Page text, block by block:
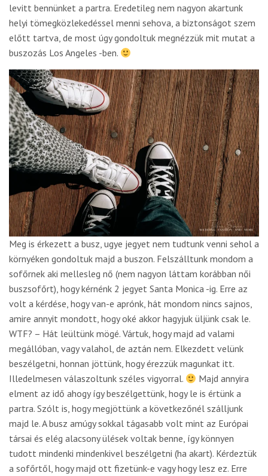
levitt bennünket a partra. Eredetileg nem nagyon akartunk
helyi tömegközlekedéssel menni sehova, a biztonságot szem
előtt tartva, de most úgy gondoltuk megnézzük mit mutat a
buszozás Los Angeles -ben.
Meg is érkezett a busz, ugye jegyet nem tudtunk venni sehol a
környéken gondoltuk majd a buszon. Felszálltunk mondom a
sofőrnek aki mellesleg nő (nem nagyon láttam korábban női
buszsofőrt), hogy kérnénk 2 jegyet Santa Monica -ig. Erre az
volt a kérdése, hogy van-e aprónk, hát mondom nincs sajnos,
amire annyit mondott, hogy oké akkor hagyjuk üljünk csak le.
WTF? – Hát leültünk mögé. Vártuk, hogy majd ad valami
megállóban, vagy valahol, de aztán nem. Elkezdett velünk
beszélgetni, honnan jöttünk, hogy érezzük magunkat itt.
Illedelmesen válaszoltunk széles vigyorral.
Majd annyira
elment az idő ahogy így beszélgettünk, hogy le is értünk a
partra. Szólt is, hogy megjöttünk a következőnél szálljunk
majd le. A busz amúgy sokkal tágasabb volt mint az Európai
társai és elég alacsony ülések voltak benne, így könnyen
tudott mindenki mindenkivel beszélgetni (ha akart). Kérdeztük
a sofőrtől, hogy majd ott fizetünk-e vagy hogy lesz ez. Erre